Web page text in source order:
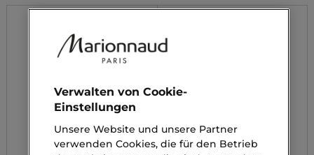
Verwalten von Cookie-
Einstellungen
Unsere Website und unsere Partner
verwenden Cookies, die für den Betrieb